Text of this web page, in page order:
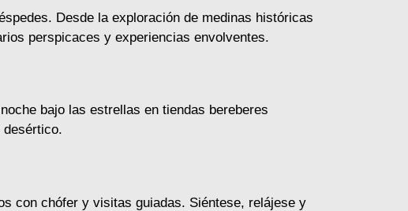
Desde la exploración de medinas históricas
perspicaces y experiencias envolventes.
bajo las estrellas en tiendas bereberes
con chófer y visitas guiadas. Siéntese, relájese y